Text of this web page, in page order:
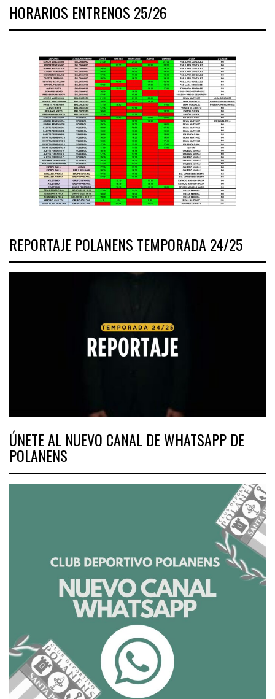
HORARIOS ENTRENOS 25/26
REPORTAJE POLANENS TEMPORADA 24/25
ÚNETE AL NUEVO CANAL DE WHATSAPP DE
POLANENS